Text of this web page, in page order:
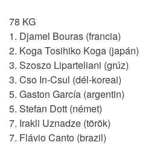
78 KG
1. Djamel Bouras (francia)
2. Koga Tosihiko Koga (japán)
3. Szoszo Liparteliani (grúz)
3. Cso In-Csul (dél-koreai)
5. Gaston García (argentin)
5. Stefan Dott (német)
7. Irakli Uznadze (török)
7. Flávio Canto (brazil)